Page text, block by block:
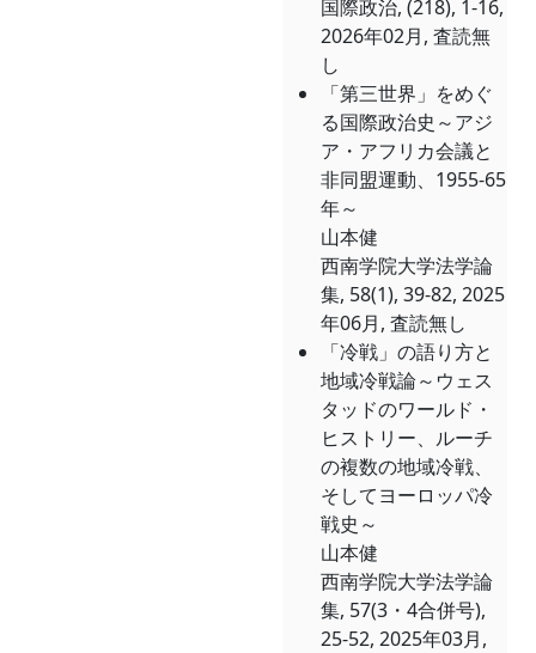
国際政治, (218), 1-16,
2026年02月, 査読無
し
「第三世界」をめぐ
る国際政治史～アジ
ア・アフリカ会議と
非同盟運動、1955-65
年～
山本健
西南学院大学法学論
集, 58(1), 39-82, 2025
年06月, 査読無し
「冷戦」の語り方と
地域冷戦論～ウェス
タッドのワールド・
ヒストリー、ルーチ
の複数の地域冷戦、
そしてヨーロッパ冷
戦史～
山本健
西南学院大学法学論
集, 57(3・4合併号),
25-52, 2025年03月,